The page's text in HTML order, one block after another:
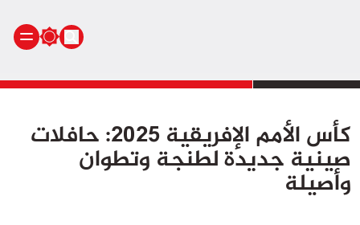
أنشطة ملكية
أنشطة برلمانيةكأس الأمم الإفريقية 2025: حافلات
صينية جديدة لطنجة وتطوان
وأصيلة